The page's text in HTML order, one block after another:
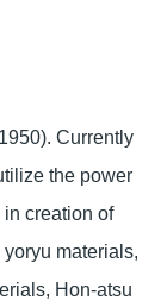
Currently
the power
in creation of
materials,
Hon-atsu